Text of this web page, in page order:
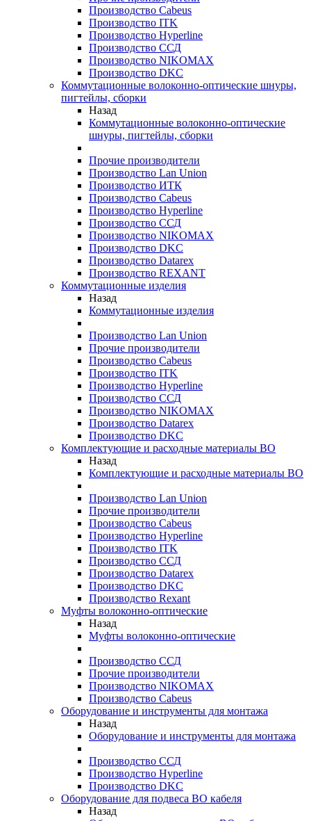
Производство Cabeus
Производство ITK
Производство Hyperline
Производство ССД
Производство NIKOMAX
Производство DKC
Коммутационные волоконно-оптические шнуры,
пигтейлы, сборки
Назад
Коммутационные волоконно-оптические
шнуры, пигтейлы, сборки
Прочие производители
Производство Lan Union
Производство ИТК
Производство Cabeus
Производство Hyperline
Производство ССД
Производство NIKOMAX
Производство DKC
Производство Datarex
Производство REXANT
Коммутационные изделия
Назад
Коммутационные изделия
Производство Lan Union
Прочие производители
Производство Cabeus
Производство ITK
Производство Hyperline
Производство ССД
Производство NIKOMAX
Производство Datarex
Производство DKC
Комплектующие и расходные материалы ВО
Назад
Комплектующие и расходные материалы ВО
Производство Lan Union
Прочие производители
Производство Cabeus
Производство Hyperline
Производство ITK
Производство ССД
Производство Datarex
Производство DKC
Производство Rexant
Муфты волоконно-оптические
Назад
Муфты волоконно-оптические
Производство ССД
Прочие производители
Производство NIKOMAX
Производство Cabeus
Оборудование и инструменты для монтажа
Назад
Оборудование и инструменты для монтажа
Производство ССД
Производство Hyperline
Производство DKC
Оборудование для подвеса ВО кабеля
Назад